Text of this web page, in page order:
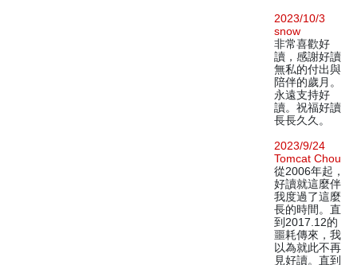
2023/10/3
snow
非常喜歡好
讀，感謝好讀
無私的付出與
陪伴的歲月。
永遠支持好
讀。祝福好讀
長長久久。
2023/9/24
Tomcat Chou
從2006年起，
好讀就這麼伴
我度過了這麼
長的時間。直
到2017.12的
噩耗傳來，我
以為就此不再
見好讀。直到